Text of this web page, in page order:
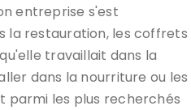
entreprise s'est
la restauration, les coffrets
travaillait dans la
dans la nourriture ou les
parmi les plus recherchés